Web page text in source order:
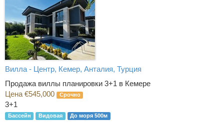
Вилла - Центр, Кемер, Анталия, Турция
Продажа виллы планировки 3+1 в Кемере
Цена €545,000
Срочно
3+1
Бассейн Видовая До моря 500м